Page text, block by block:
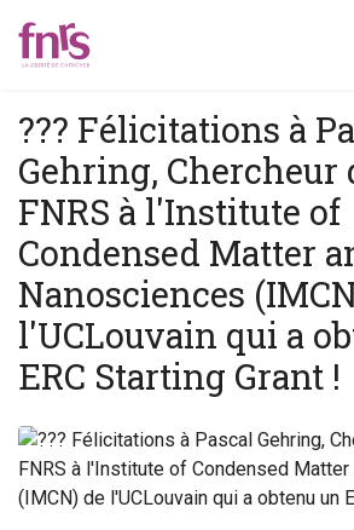
??? Félicitations à
Gehring, Chercheur
FNRS à l'Institute of
Condensed Matter
Nanosciences
l'UCLouvain qui a
ERC Starting Grant !